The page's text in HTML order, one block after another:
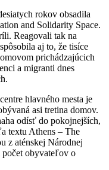
rokov obsadila
and Solidarity Space.
Reagovali tak na
aj to, že tisíce
prichádzajúcich
a migranti dnes
hlavného mesta je
asi tretina domov.
odísť do pokojnejších,
textu Athens – The
z aténskej Národnej
obyvateľov o